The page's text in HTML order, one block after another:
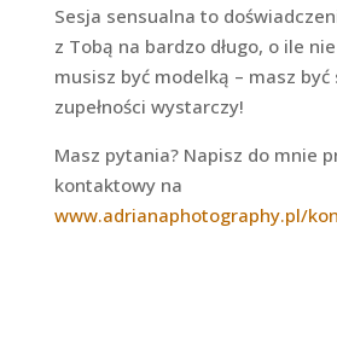
Sesja sensualna to
z Tobą na bardzo długo, o ile
musisz być modelką – masz
zupełności wystarczy!
Masz pytania? Napisz do mnie
kontaktowy na
www.adrianaphotography.pl/